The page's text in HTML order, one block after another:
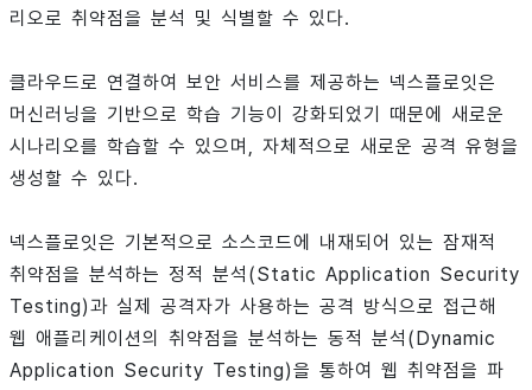
리오로 취약점을 분석 및 식별할 수 있다.
클라우드로 연결하여 보안 서비스를 제공하는 넥스플로잇은
머신러닝을 기반으로 학습 기능이 강화되었기 때문에 새로운
시나리오를 학습할 수 있으며, 자체적으로 새로운 공격 유형을
생성할 수 있다.
넥스플로잇은 기본적으로 소스코드에 내재되어 있는 잠재적
취약점을 분석하는 정적 분석(Static Application Security
Testing)과 실제 공격자가 사용하는 공격 방식으로 접근해
웹 애플리케이션의 취약점을 분석하는 동적 분석(Dynamic
Application Security Testing)을 통하여 웹 취약점을 파